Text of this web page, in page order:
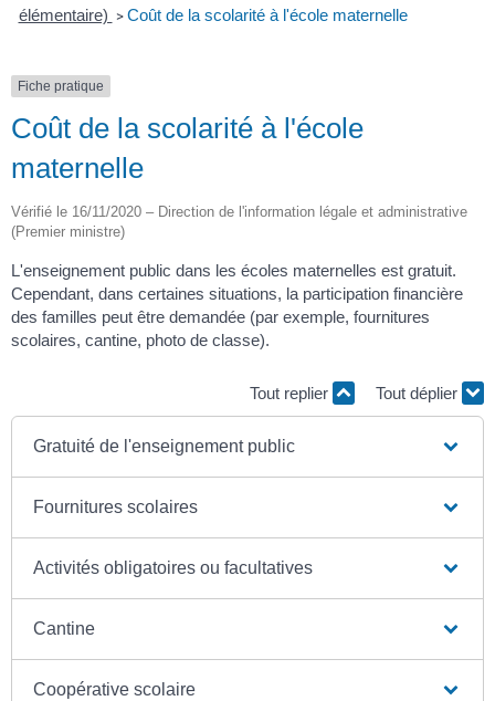
élémentaire) > Coût de la scolarité à l'école maternelle
Fiche pratique
Coût de la scolarité à l'école
maternelle
Vérifié le 16/11/2020 – Direction de l'information légale et administrative
(Premier ministre)
L'enseignement public dans les écoles maternelles est gratuit.
Cependant, dans certaines situations, la participation financière
des familles peut être demandée (par exemple, fournitures
scolaires, cantine, photo de classe).
Tout replier Tout déplier
Gratuité de l'enseignement public
Fournitures scolaires
Activités obligatoires ou facultatives
Cantine
Coopérative scolaire